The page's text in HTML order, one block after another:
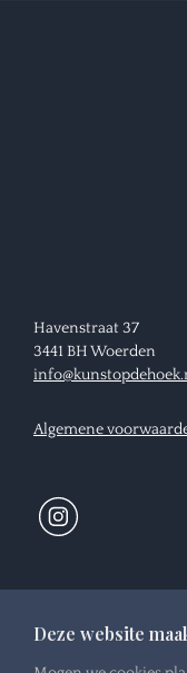
Deze website
Havenstraat 37
3441 BH Woerden
Algemene